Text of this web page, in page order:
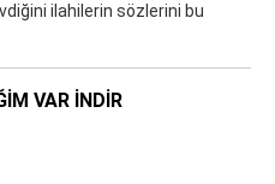
ilahilerin sözlerini bu
VAR İNDIR